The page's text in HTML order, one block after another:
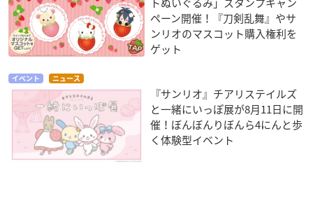
ペーン開催！『刀剣乱舞』やサ
ンリオのマスコット購入権利を
ゲット
イベント ニュース
『サンリオ』チアリステイルズ
と一緒にいっぽ展が8月11日に開
催！ぼんぼんりぼんら4にんと歩
く体験型イベント